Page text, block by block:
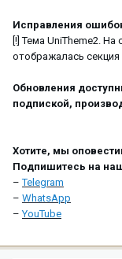
Исправления
[!] Тема UniTheme2.
отображалась секция
Обновления
подпиской,
Хотите, мы
Подпишитесь на
–Telegram
– WhatsApp
–YouTube